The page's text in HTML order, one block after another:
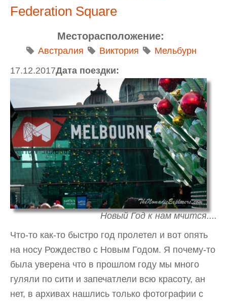
Federation Square
Месторасположение:
Австралия Виктория
Мельбурн
Дата поездки:
17.12.2017
Новый Год к нам мчится....
Что-то как-то быстро год пролетел и вот опять
на носу Рождество с Новым Годом. Я почему-то
была уверена что в прошлом году мы много
гуляли по сити и запечатлели всю красоту, ан
нет, в архивах нашлись только фотографии с